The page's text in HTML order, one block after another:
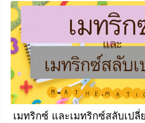
อะไรบ้าง บทเรียนภาษาไทยในวันนี้จะพา
กับคำราชาศัพท์ เพื่อที่เวลาน้อง ๆ ฟังข่าว
มากขึ้น เราไปเรียนรู้พร้อมกันเลยค่ะ ร
ลำดับขั้นของบุคคลในการใช้คำราชาศัพท์
ระดับ ดังนี้
0
เมทริกซ์ และเมทริกซ์สลับเปลี่